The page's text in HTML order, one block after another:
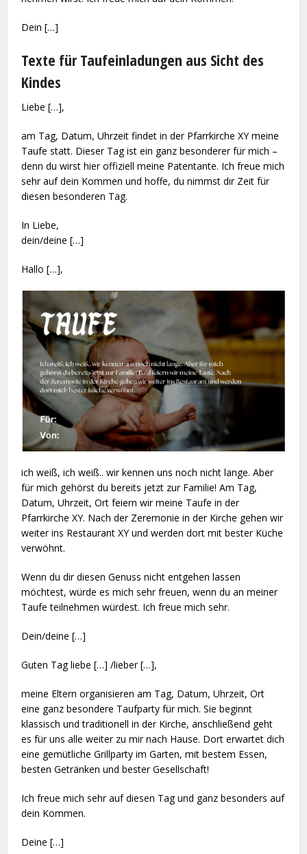
Dein […]
Texte für Taufeinladungen aus Sicht des
Kindes
Liebe […],
am Tag, Datum, Uhrzeit findet in der Pfarrkirche XY meine
Taufe statt. Dieser Tag ist ein ganz besonderer für mich –
denn du wirst hier offiziell meine Patentante. Ich freue mich
sehr auf dein Kommen und hoffe, du nimmst dir Zeit für
diesen besonderen Tag.
In Liebe,
dein/deine […]
Hallo […],
ich weiß, ich weiß.. wir kennen uns noch nicht lange. Aber
für mich gehörst du bereits jetzt zur Familie! Am Tag,
Datum, Uhrzeit, Ort feiern wir meine Taufe in der
Pfarrkirche XY. Nach der Zeremonie in der Kirche gehen wir
weiter ins Restaurant XY und werden dort mit bester Küche
verwöhnt.
Wenn du dir diesen Genuss nicht entgehen lassen
möchtest, würde es mich sehr freuen, wenn du an meiner
Taufe teilnehmen würdest. Ich freue mich sehr.
Dein/deine […]
Guten Tag liebe […] /lieber […],
meine Eltern organisieren am Tag, Datum, Uhrzeit, Ort
eine ganz besondere Taufparty für mich. Sie beginnt
klassisch und traditionell in der Kirche, anschließend geht
es für uns alle weiter zu mir nach Hause. Dort erwartet dich
eine gemütliche Grillparty im Garten, mit bestem Essen,
besten Getränken und bester Gesellschaft!
Ich freue mich sehr auf diesen Tag und ganz besonders auf
dein Kommen.
Deine […]